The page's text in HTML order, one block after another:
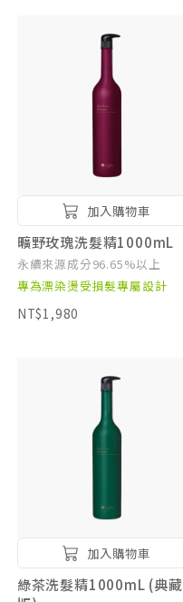
加入購物車
曠野玫瑰洗髮精1000mL
永續來源成分96.65%以上
專為漂染燙受損髮專屬設計
NT$1,980
加入購物車
綠茶洗髮精1000mL (典藏